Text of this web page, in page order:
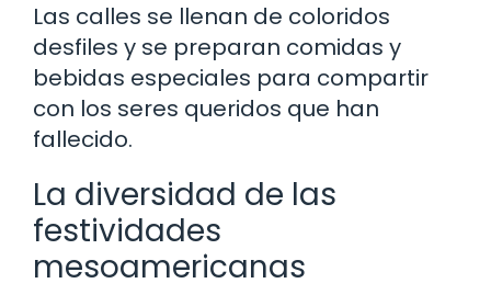
Las calles se llenan de coloridos
desfiles y se preparan comidas y
bebidas especiales para compartir
con los seres queridos que han
fallecido.
La diversidad de las
festividades
mesoamericanas